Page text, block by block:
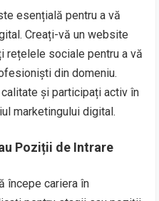
esențială pentru a vă
Creați-vă un website
rețelele sociale pentru a vă
din domeniu.
și participați activ în
marketingului digital.
Poziții de Intrare
începe cariera în